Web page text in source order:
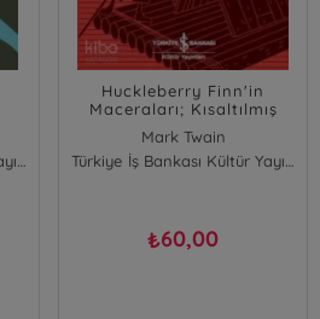
Türkiye İş Bankası Kültür Yayınları
Huckleberry Finn'in
Maceraları; Kısaltılmış
Metin
Mark Twain
Türkiye İş Bankası Kültür Yayınları
₺60,00